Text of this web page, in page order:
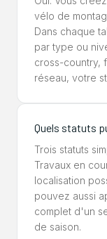
vélo de
Dans chaque
par type ou
cross-country,
réseau, votre
Quels statuts
Trois statuts
Travaux en
localisation
pouvez aussi
complet d'un
de saison.